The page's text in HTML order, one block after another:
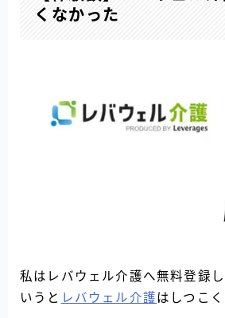
くなかった
私はレバウェル介護へ無料登録
いうと レバウェル介護はしつこ